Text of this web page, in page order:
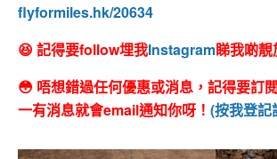
flyformiles.hk/20634
😆 記得要follow埋我Instagram睇我啲靚
😳 唔想錯過任何優惠或消息，記得要訂
一有消息就會email通知你呀！ (按我登記